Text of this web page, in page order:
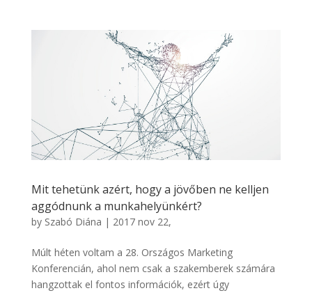
Mit tehetünk azért, hogy a jövőben ne kelljen
aggódnunk a munkahelyünkért?
by Szabó Diána | 2017 nov 22,
Múlt héten voltam a 28. Országos Marketing
Konferencián, ahol nem csak a szakemberek számára
hangzottak el fontos információk, ezért úgy